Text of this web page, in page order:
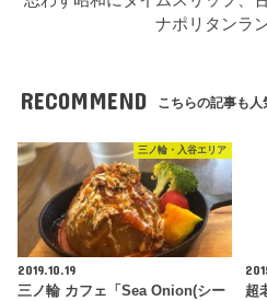
ナポリタンラ
RECOMMEND こちらの記事も人
三ノ輪・入谷エリア
2019.10.19
三ノ輪 カフェ「Sea Onion(シー
超